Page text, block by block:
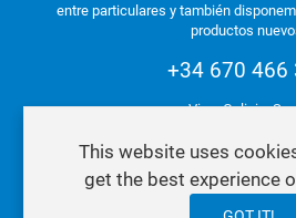
entre particulares y también
productos
+34 670 466
Vigo. Galicia.
Política de Privacidad y
This website uses
get the best experience